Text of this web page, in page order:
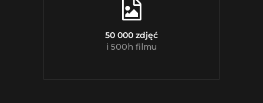
50 000 zdjęć
i 500h filmu